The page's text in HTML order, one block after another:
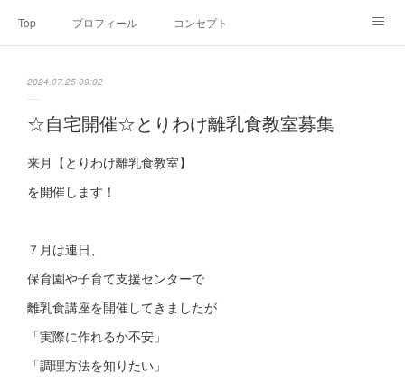
Top プロフィール コンセプト
SNS
2024.07.25 09:02
☆自宅開催☆とりわけ離乳食教室募集
来月【とりわけ離乳食教室】
を開催します！
７月は連日、
保育園や子育て支援センターで
離乳食講座を開催してきましたが
「実際に作れるか不安」
「調理方法を知りたい」